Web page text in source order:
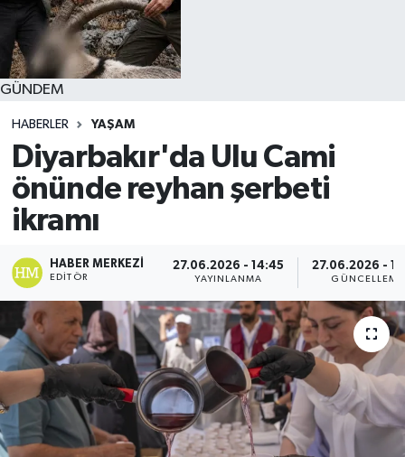
GÜNDEM
HABERLER YAŞAM
Diyarbakır'da Ulu Cami
önünde reyhan şerbeti
ikramı
HABER MERKEZI
EDITÖR
27.06.2026 - 14:45
YAYINLANMA
27.06.2026 -
GÜNCELLEME